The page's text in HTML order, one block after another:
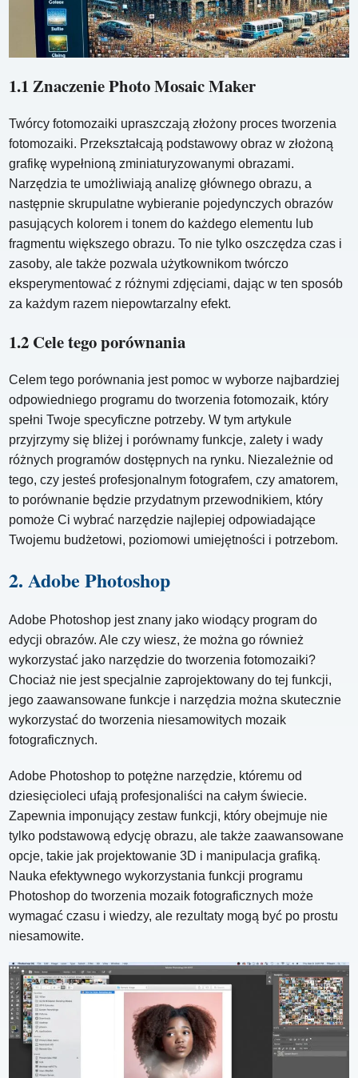
1.1 Znaczenie Photo Mosaic Maker
Twórcy fotomozaiki upraszczają złożony proces tworzenia
fotomozaiki. Przekształcają podstawowy obraz w złożoną
grafikę wypełnioną zminiaturyzowanymi obrazami.
Narzędzia te umożliwiają analizę głównego obrazu, a
następnie skrupulatne wybieranie pojedynczych obrazów
pasujących kolorem i tonem do każdego elementu lub
fragmentu większego obrazu. To nie tylko oszczędza czas i
zasoby, ale także pozwala użytkownikom twórczo
eksperymentować z różnymi zdjęciami, dając w ten sposób
za każdym razem niepowtarzalny efekt.
1.2 Cele tego porównania
Celem tego porównania jest pomoc w wyborze najbardziej
odpowiedniego programu do tworzenia fotomozaik, który
spełni Twoje specyficzne potrzeby. W tym artykule
przyjrzymy się bliżej i porównamy funkcje, zalety i wady
różnych programów dostępnych na rynku. Niezależnie od
tego, czy jesteś profesjonalnym fotografem, czy amatorem,
to porównanie będzie przydatnym przewodnikiem, który
pomoże Ci wybrać narzędzie najlepiej odpowiadające
Twojemu budżetowi, poziomowi umiejętności i potrzebom.
2. Adobe Photoshop
Adobe Photoshop jest znany jako wiodący program do
edycji obrazów. Ale czy wiesz, że można go również
wykorzystać jako narzędzie do tworzenia fotomozaiki?
Chociaż nie jest specjalnie zaprojektowany do tej funkcji,
jego zaawansowane funkcje i narzędzia można skutecznie
wykorzystać do tworzenia niesamowitych mozaik
fotograficznych.
Adobe Photoshop to potężne narzędzie, któremu od
dziesięcioleci ufają profesjonaliści na całym świecie.
Zapewnia imponujący zestaw funkcji, który obejmuje nie
tylko podstawową edycję obrazu, ale także zaawansowane
opcje, takie jak projektowanie 3D i manipulacja grafiką.
Nauka efektywnego wykorzystania funkcji programu
Photoshop do tworzenia mozaik fotograficznych może
wymagać czasu i wiedzy, ale rezultaty mogą być po prostu
niesamowite.